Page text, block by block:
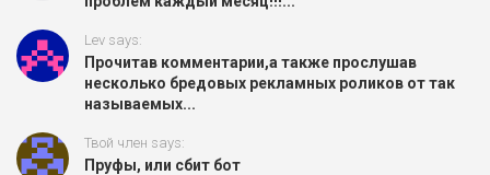
Lev says:
Прочитав комментарии,а также прослушав
несколько бредовых рекламных роликов от так
называемых...
Твой член says:
Пруфы, или сбит бот